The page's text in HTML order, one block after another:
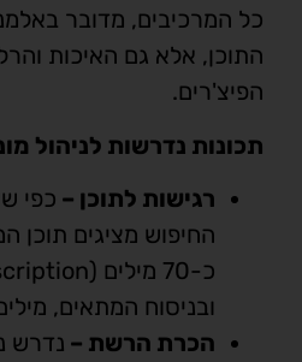
כל המרכיבים, מדובר
התוכן, אלא גם האיכות
הפיצ'רים.
תכונות נדרשות לניהול
רגישות לתוכן – כפי
ובניסוח המתאים,
הכרת הרשת – נדרש